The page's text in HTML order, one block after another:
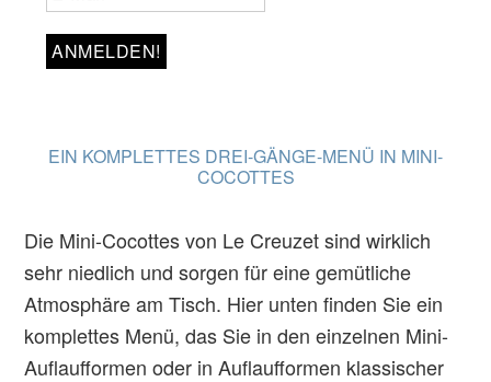
EIN KOMPLETTES DREI-GÄNGE-MENÜ IN MINI-
COCOTTES
Die Mini-Cocottes von Le Creuzet sind wirklich
sehr niedlich und sorgen für eine gemütliche
Atmosphäre am Tisch. Hier unten finden Sie ein
komplettes Menü, das Sie in den einzelnen Mini-
Auflaufformen oder in Auflaufformen klassischer